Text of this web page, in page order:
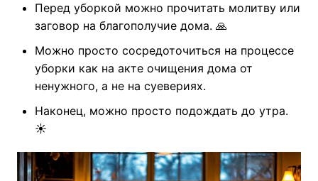
Перед уборкой можно прочитать молитву или
заговор на благополучие дома. 🙏
Можно просто сосредоточиться на процессе
уборки как на акте очищения дома от
ненужного, а не на суевериях.
Наконец, можно просто подождать до утра.
☀️